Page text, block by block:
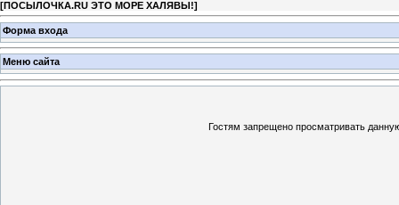
[ПОСЫЛОЧКА.RU ЭТО МОРЕ ХАЛЯВЫ!]
Форма входа
Меню сайта
Гостям запрещено просматривать